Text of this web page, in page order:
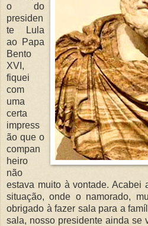
o do
presiden
te Lula
ao Papa
Bento
XVI,
fiquei
com
uma
certa
impress
ão que o
compan
heiro
não
estava muito à vontade. Acabei
situação, onde o namorado,
obrigado à fazer sala para a
sala, nosso presidente ainda se